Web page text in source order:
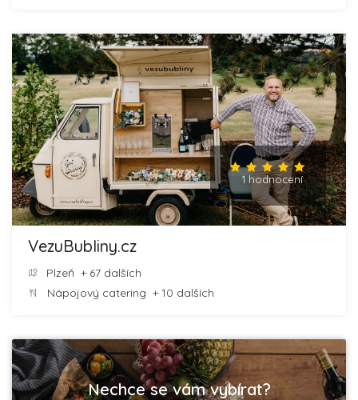
1 hodnocení
VezuBubliny.cz
Plzeň + 67 dalších
Nápojový catering + 10 dalších
Nechce se vám vybírat?